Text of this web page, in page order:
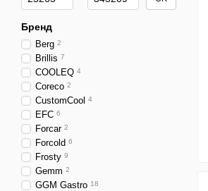
Бренд
Berg 2
Brillis 7
COOLEQ 4
Coreco 2
CustomCool 4
EFC 6
Forcar 2
Forcold 6
Frosty 9
Gemm 2
GGM Gastro 18